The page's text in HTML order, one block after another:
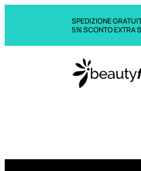
SPEDIZIONE
5% SCONTO EXTRA